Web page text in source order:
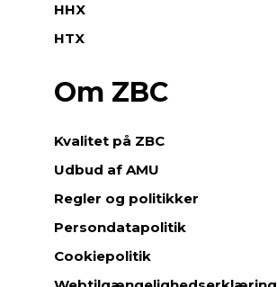
HHX
HTX
Om ZBC
Kvalitet på ZBC
Udbud af AMU
Regler og politikker
Persondatapolitik
Cookiepolitik